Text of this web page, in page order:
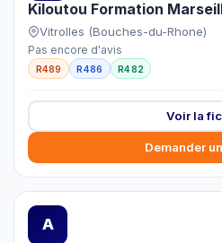
Kiloutou Formation
Vitrolles (Bouches-du-Rhone)
Pas encore d'avis
R489 R486 R482
Voir la
Demander
A